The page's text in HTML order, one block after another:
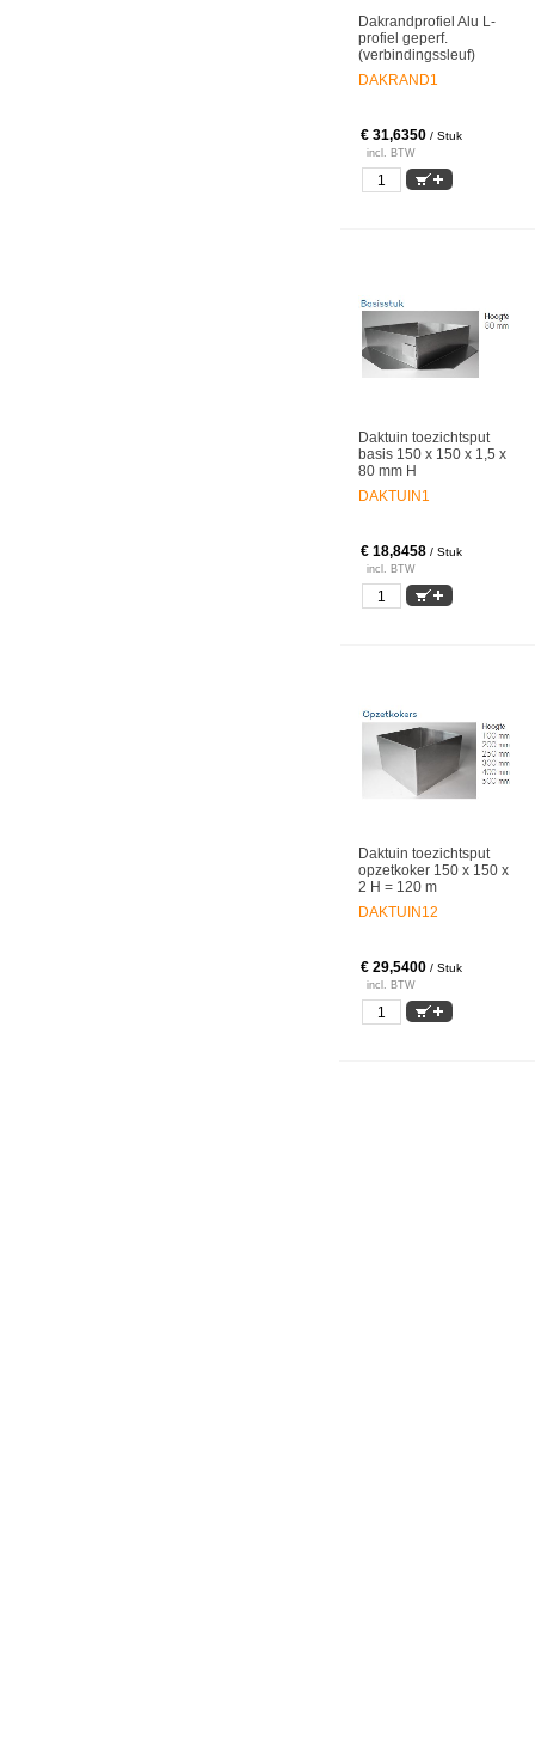
Dakrandprofiel Alu L-
profiel geperf.
(verbindingssleuf)
DAKRAND1
€ 31,6350 / Stuk
incl. BTW
Daktuin toezichtsput
basis 150 x 150 x 1,5 x
80 mm H
DAKTUIN1
€ 18,8458 / Stuk
incl. BTW
Daktuin toezichtsput
opzetkoker 150 x 150 x
2 H = 120 m
DAKTUIN12
€ 29,5400 / Stuk
incl. BTW